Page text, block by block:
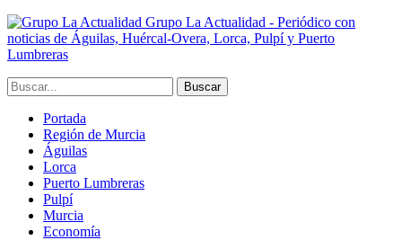
Grupo La Actualidad - Periódico con
noticias de Águilas, Huércal-Overa, Lorca, Pulpí y Puerto
Lumbreras
Portada
Región de Murcia
Águilas
Lorca
Puerto Lumbreras
Pulpí
Murcia
Economía